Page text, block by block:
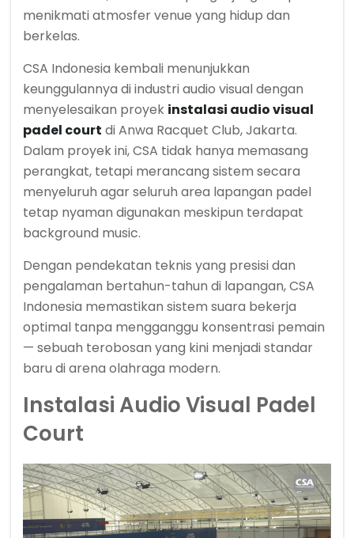
menikmati atmosfer venue yang hidup dan
berkelas.
CSA Indonesia kembali menunjukkan
keunggulannya di industri audio visual dengan
menyelesaikan proyek instalasi audio visual
padel court di Anwa Racquet Club, Jakarta.
Dalam proyek ini, CSA tidak hanya memasang
perangkat, tetapi merancang sistem secara
menyeluruh agar seluruh area lapangan padel
tetap nyaman digunakan meskipun terdapat
background music.
Dengan pendekatan teknis yang presisi dan
pengalaman bertahun-tahun di lapangan, CSA
Indonesia memastikan sistem suara bekerja
optimal tanpa mengganggu konsentrasi pemain
— sebuah terobosan yang kini menjadi standar
baru di arena olahraga modern.
Instalasi Audio Visual Padel
Court